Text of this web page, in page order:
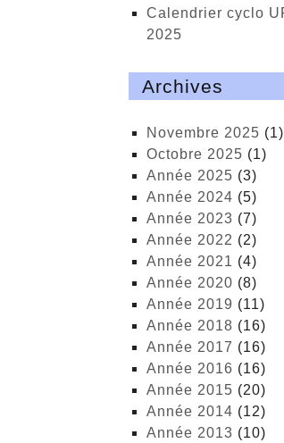
calendrier cyclo UFOLEP 2024-
2025
Archives
novembre 2025 (1)
octobre 2025 (1)
année 2025 (3)
année 2024 (5)
année 2023 (7)
année 2022 (2)
année 2021 (4)
année 2020 (8)
année 2019 (11)
année 2018 (16)
année 2017 (16)
année 2016 (16)
année 2015 (20)
année 2014 (12)
année 2013 (10)